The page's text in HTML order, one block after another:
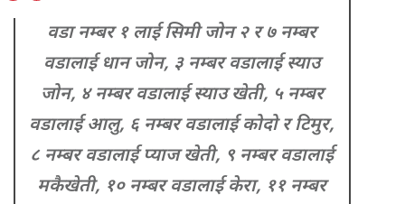
वडा नम्बर १ लाई सिमी जोन २ र ७ नम्बर
वडालाई धान जोन, ३ नम्बर वडालाई स्याउ
जोन, ४ नम्बर वडालाई स्याउ खेती, ५ नम्बर
वडालाई आलु, ६ नम्बर वडालाई कोदो र टिमुर,
८ नम्बर वडालाई प्याज खेती, ९ नम्बर वडालाई
मकैखेती, १० नम्बर वडालाई केरा, ११ नम्बर